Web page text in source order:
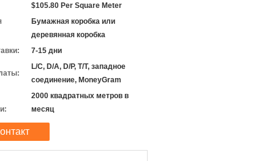
$105.80 Per Square Meter
Бумажная коробка или
деревянная коробка
7-15 дни
L/C, D/A, D/P, T/T, западное
соединение, MoneyGram
2000 квадратных метров в
месяц